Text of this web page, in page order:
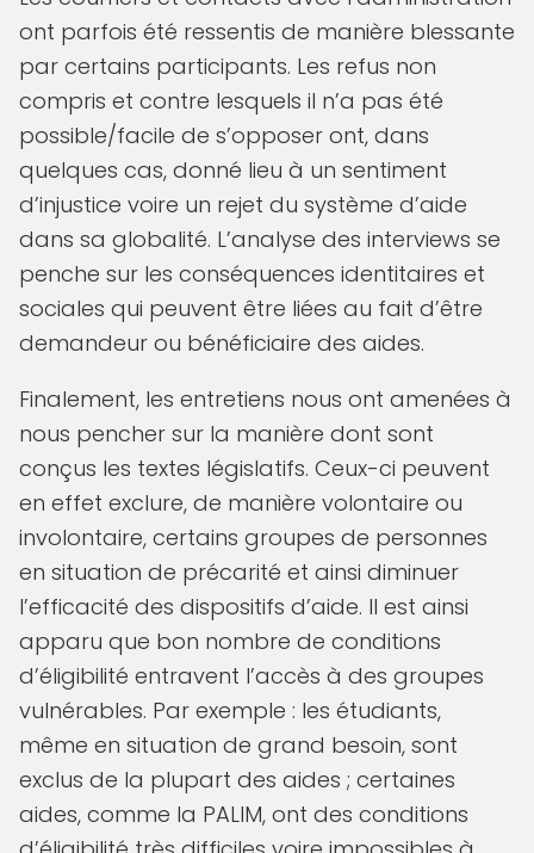
ont parfois été ressentis de manière blessante
par certains participants. Les refus non
compris et contre lesquels il n’a pas été
possible/facile de s’opposer ont, dans
quelques cas, donné lieu à un sentiment
d’injustice voire un rejet du système d’aide
dans sa globalité. L’analyse des interviews se
penche sur les conséquences identitaires et
sociales qui peuvent être liées au fait d’être
demandeur ou bénéficiaire des aides.
Finalement, les entretiens nous ont amenées à
nous pencher sur la manière dont sont
conçus les textes législatifs. Ceux-ci peuvent
en effet exclure, de manière volontaire ou
involontaire, certains groupes de personnes
en situation de précarité et ainsi diminuer
l’efficacité des dispositifs d’aide. Il est ainsi
apparu que bon nombre de conditions
d’éligibilité entravent l’accès à des groupes
vulnérables. Par exemple : les étudiants,
même en situation de grand besoin, sont
exclus de la plupart des aides ; certaines
aides, comme la PALIM, ont des conditions